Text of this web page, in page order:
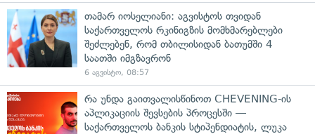
თამარ იოსელიანი: აგვისტოს თვიდან
საქართველოს რკინიგზის მომხმარებლები
შეძლებენ, რომ თბილისიდან ბათუმში 4
საათში იმგზავრონ
6 აგვისტო, 08:57
რა უნდა გაითვალისწინოთ CHEVENING-ის
აპლიკაციის შევსების პროცესში —
საქართველოს ბანკის სტიპენდიატის, ლუკა